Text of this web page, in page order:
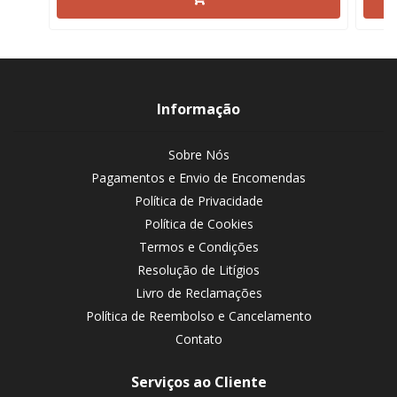
Informação
Sobre Nós
Pagamentos e Envio de Encomendas
Política de Privacidade
Política de Cookies
Termos e Condições
Resolução de Litígios
Livro de Reclamações
Política de Reembolso e Cancelamento
Contato
Serviços ao Cliente